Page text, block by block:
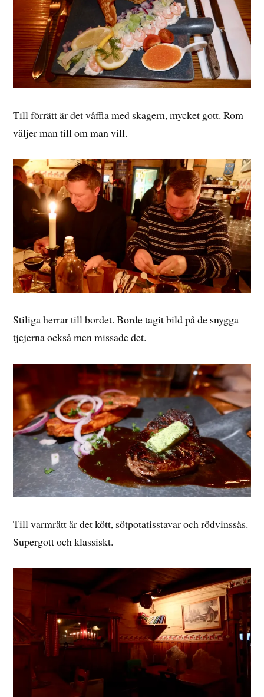
Till förrätt är det våffla med skagern, mycket gott. Rom
väljer man till om man vill.
Stiliga herrar till bordet. Borde tagit bild på de snygga
tjejerna också men missade det.
Till varmrätt är det kött, sötpotatisstavar och rödvinssås.
Supergott och klassiskt.